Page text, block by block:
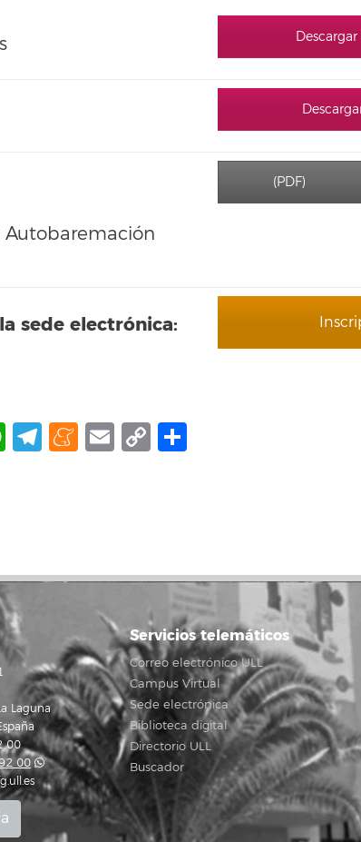
Descargar
(PDF)
sede electrónica:
WhatsApp
Telegram
Meneame
Email
Copy
Laguna
00
00
Servicios telemáticos
Correo electrónico ULL
Campus Virtual
Sede electrónica
Biblioteca digital
Directorio ULL
Buscador